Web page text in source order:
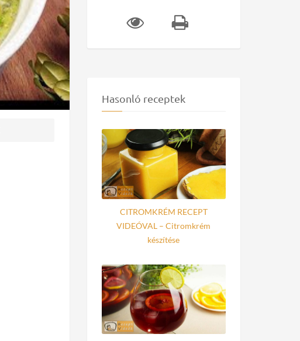
Hasonló receptek
CITROMKRÉM RECEPT
VIDEÓVAL – Citromkrém
készítése